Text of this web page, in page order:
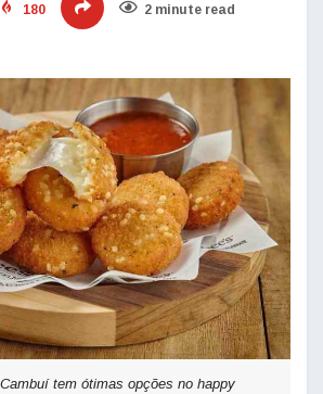
180 2 minute read
tem ótimas opções no happy